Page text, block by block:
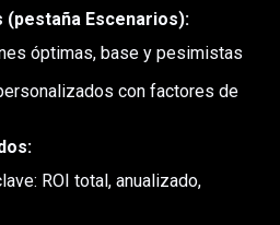
(pestaña Escenarios):
óptimas, base y pesimistas
con factores de
ROI total, anualizado,